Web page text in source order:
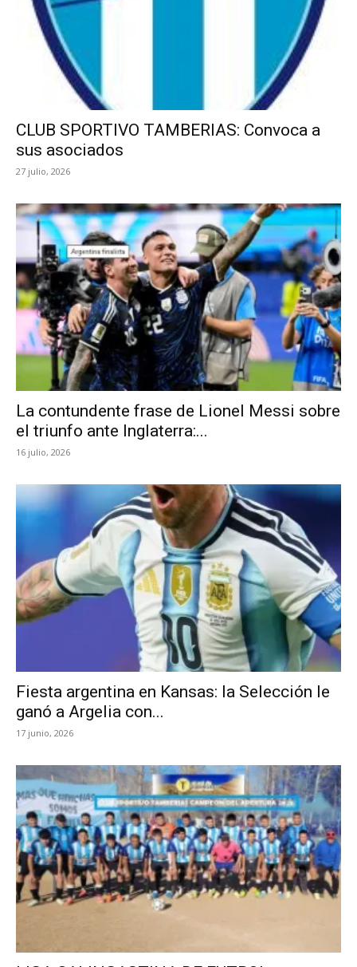
CLUB SPORTIVO TAMBERIAS: Convoca a
sus asociados
27 julio, 2026
La contundente frase de Lionel Messi sobre
el triunfo ante Inglaterra:...
16 julio, 2026
Fiesta argentina en Kansas: la Selección le
ganó a Argelia con...
17 junio, 2026